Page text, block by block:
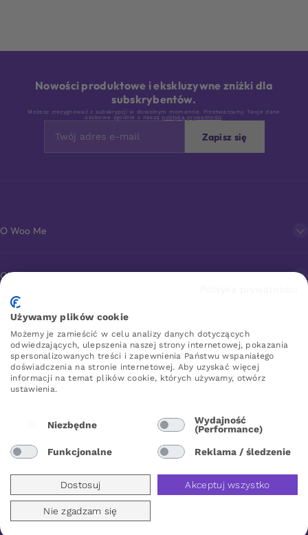
Nowości produktowe i ekskluzywne zniżki dla
subskrybentów.
Możesz zrezygnować z subskrypcji w dowolnym momencie. Przetwarzamy Twoje dane
osobowe zgodnie z naszą polityką prywatności .
Zapisz się
O Woo Me
Obsługa klienta
Sklep erotyczny online
WOO ME
Poland
Używamy plików cookie
Możemy je zamieścić w celu analizy danych dotyczących
odwiedzających, ulepszenia naszej strony internetowej, pokazania
spersonalizowanych treści i zapewnienia Państwu wspaniałego
doświadczenia na stronie internetowej. Aby uzyskać więcej
informacji na temat plików cookie, których używamy, otwórz
ustawienia.
Niezbędne
Wydajność
(Performance)
Funkcjonalne Reklama / śledzenie
Dostosuj Akceptuj wszystko
Nie zgadzam się